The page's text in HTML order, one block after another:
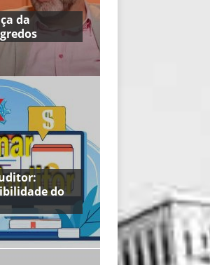
da
do